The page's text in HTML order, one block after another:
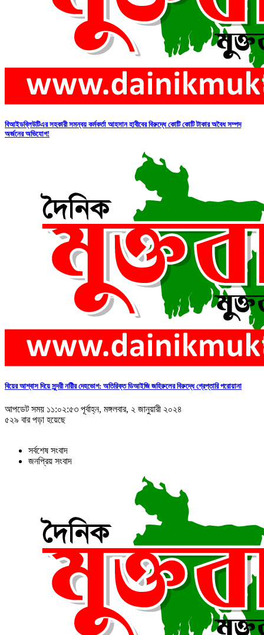
বিআইডব্লিউটিএর সহকারী সমন্বয় কর্মকর্তা আহসান হাবীবের বিরুদ্ধে কোটি কোটি টাকার অবৈধ সম্পদ
অর্জনের অভিযোগ!
বিয়ের আশ্বাস দিয়ে সুন্দরী নরিীর দেহভোগ: অতিরিক্ত ডিআইজি জহিরুলের বিরুদ্ধে গ্রেপ্তারি পরোয়ানা
আপডেট সময় ১১:০২:৫৩ পূর্বাহ্ন, মঙ্গলবার, ২ জানুয়ারী ২০২৪
৫২৯ বার পড়া হয়েছে
সর্বশেষ সংবাদ
জনপ্রিয় সংবাদ